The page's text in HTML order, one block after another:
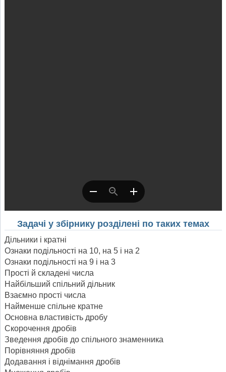
Задачі у збірнику розділені по таких темах
Дільники і кратні
Ознаки подільності на 10, на 5 і на 2
Ознаки подільності на 9 і на 3
Прості й складені числа
Найбільший спільний дільник
Взаємно прості числа
Найменше спільне кратне
Основна властивість дробу
Скорочення дробів
Зведення дробів до спільного знаменника
Порівняння дробів
Додавання і віднімання дробів